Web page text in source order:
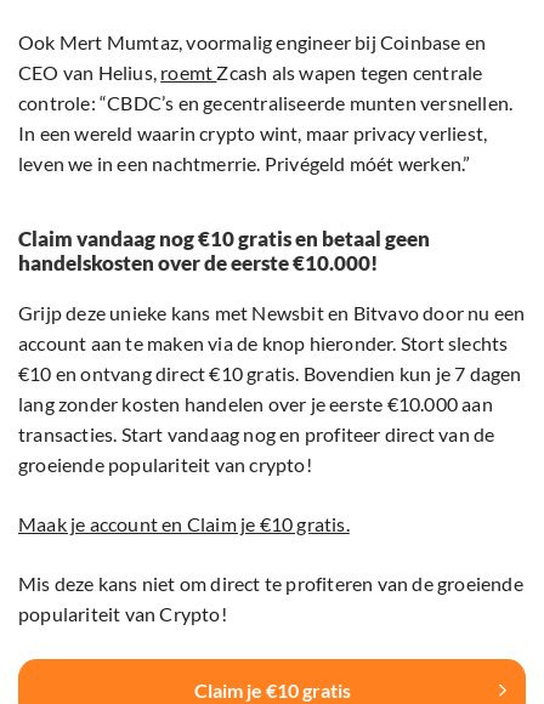
Ook Mert Mumtaz, voormalig engineer bij Coinbase en
CEO van Helius, roemt Zcash als wapen tegen centrale
controle: “CBDC’s en gecentraliseerde munten versnellen.
In een wereld waarin crypto wint, maar privacy verliest,
leven we in een nachtmerrie. Privégeld móét werken.”
Claim vandaag nog €10 gratis en betaal geen
handelskosten over de eerste €10.000!
Grijp deze unieke kans met Newsbit en Bitvavo door nu een
account aan te maken via de knop hieronder. Stort slechts
€10 en ontvang direct €10 gratis. Bovendien kun je 7 dagen
lang zonder kosten handelen over je eerste €10.000 aan
transacties. Start vandaag nog en profiteer direct van de
groeiende populariteit van crypto!
Maak je account en Claim je €10 gratis.
Mis deze kans niet om direct te profiteren van de groeiende
populariteit van Crypto!
Claim je €10 gratis